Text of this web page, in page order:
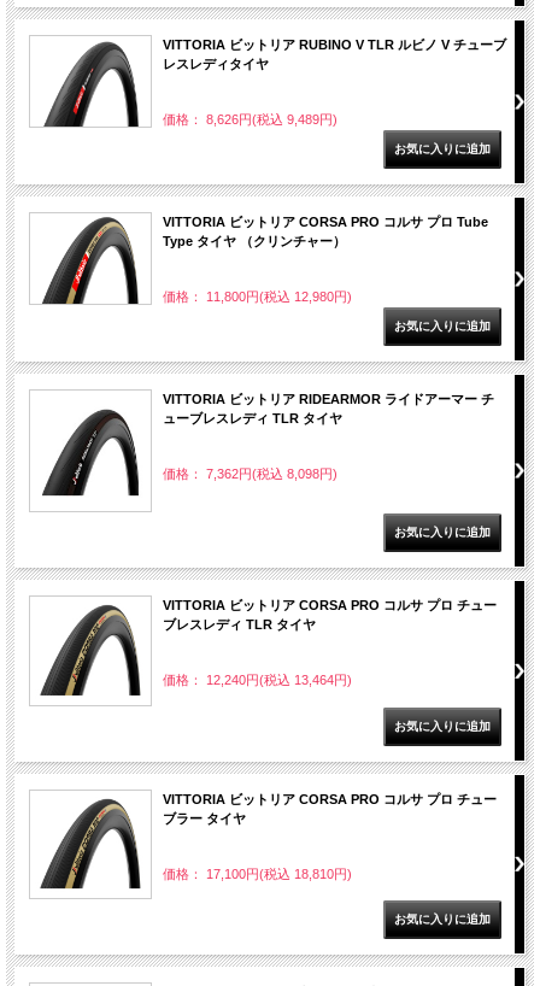
VITTORIA ビットリア RUBINO V TLR ルビノ V チューブ
レスレディタイヤ
価格： 8,626円(税込 9,489円)
VITTORIA ビットリア CORSA PRO コルサ プロ Tube
Type タイヤ （クリンチャー）
価格： 11,800円(税込 12,980円)
VITTORIA ビットリア RIDEARMOR ライドアーマー チ
ューブレスレディ TLR タイヤ
価格： 7,362円(税込 8,098円)
VITTORIA ビットリア CORSA PRO コルサ プロ チュー
ブレスレディ TLR タイヤ
価格： 12,240円(税込 13,464円)
VITTORIA ビットリア CORSA PRO コルサ プロ チュー
ブラー タイヤ
価格： 17,100円(税込 18,810円)